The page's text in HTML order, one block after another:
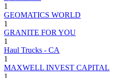
1
GEOMATICS WORLD
1
GRANITE FOR YOU
1
Haul Trucks - CA
1
MAXWELL INVEST CAPITAL
1